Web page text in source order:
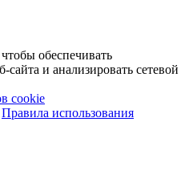
обеспечивать
и анализировать сетевой
cookie
Правила использования